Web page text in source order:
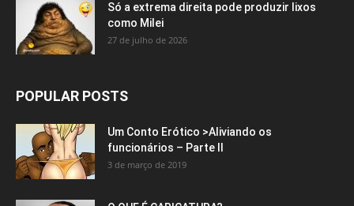
Só a extrema direita pode produzir lixos
como Milei
27 de julho de 2026
POPULAR POSTS
Um Conto Erótico >Aliviando os
funcionários – Parte II
3 de março de 2019